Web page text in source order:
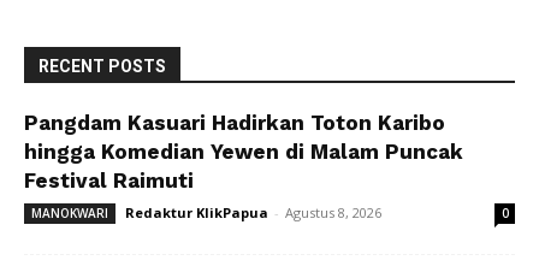
RECENT POSTS
Pangdam Kasuari Hadirkan Toton Karibo
hingga Komedian Yewen di Malam Puncak
Festival Raimuti
MANOKWARI Redaktur KlikPapua - Agustus 8, 2026 0